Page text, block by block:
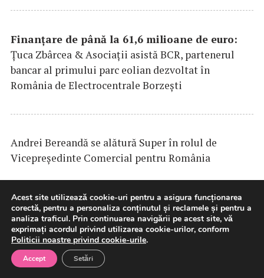
Finanțare de până la 61,6 milioane de euro:
Țuca Zbârcea & Asociații asistă BCR, partenerul
bancar al primului parc eolian dezvoltat în
România de Electrocentrale Borzești
Andrei Bereandă se alătură Super în rolul de
Vicepreședinte Comercial pentru România
DPWORLDlansează un coridor intermodal pilot
pentru vehicule finite între Europa de Vest și sud-
estul Europei
Acest site utilizează cookie-uri pentru a asigura funcționarea
corectă, pentru a personaliza conținutul și reclamele și pentru a
analiza traficul. Prin continuarea navigării pe acest site, vă
exprimați acordul privind utilizarea cookie-urilor, conform
Politicii noastre privind cookie-urile.
Accept Setări